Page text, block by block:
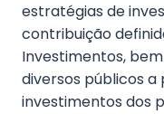
estratégias de
contribuição
Investimentos,
diversos públicos
investimentos dos